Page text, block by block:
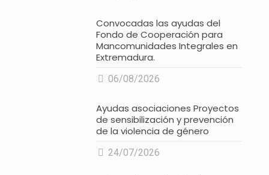
Convocadas las ayudas del
Fondo de Cooperación para
Mancomunidades Integrales en
Extremadura.
06/08/2026
Ayudas asociaciones Proyectos
de sensibilización y prevención
de la violencia de género
24/07/2026